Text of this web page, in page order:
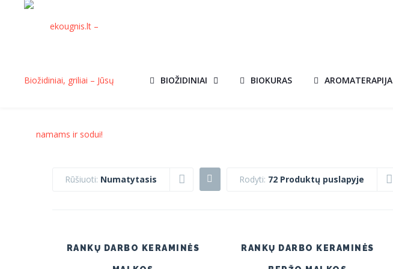
BIOŽIDINIAI BIOKURAS AROMATERAPIJA
Rūšiuoti: Numatytasis Rodyti: 72 Produktų puslapyje
RANKŲ DARBO KERAMINĖS RANKŲ DARBO KERAMINĖS